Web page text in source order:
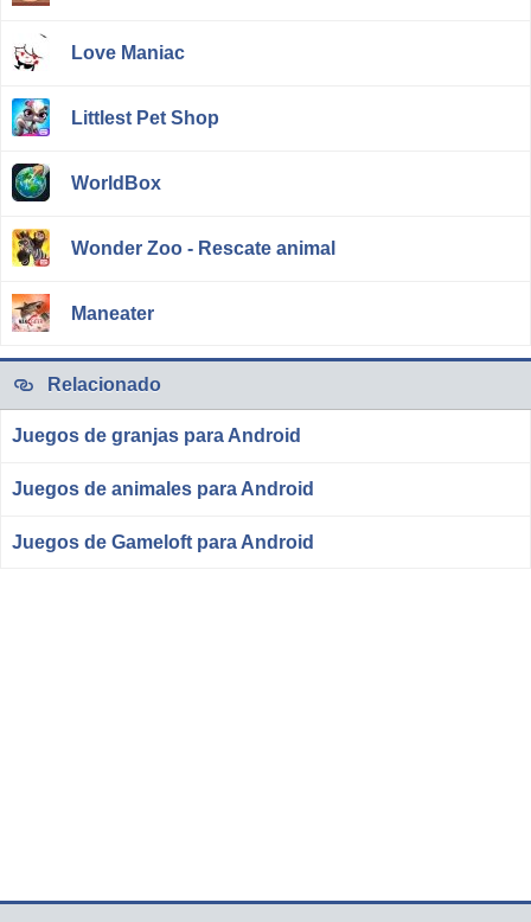
Love Maniac
Littlest Pet Shop
WorldBox
Wonder Zoo - Rescate animal
Maneater
Relacionado
Juegos de granjas para Android
Juegos de animales para Android
Juegos de Gameloft para Android